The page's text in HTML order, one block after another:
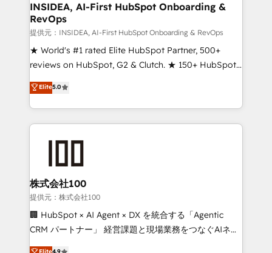
INSIDEA, AI-First HubSpot Onboarding &
RevOps
提供元：INSIDEA, AI-First HubSpot Onboarding & RevOps
★ World's #1 rated Elite HubSpot Partner, 500+
reviews on HubSpot, G2 & Clutch. ★ 150+ HubSpot
Certified Experts & Trainers across the team ★
1,500+ implementations across five continents ★ AI-
First, RevOps-led, Onboarding obsessed ★
Company of the Year 2024/25 INSIDEA helps
and build AI-powered workflows that drive adoption
from week one, in your time zone. What we do ➤
Onboarding: Live in weeks, with workflows built
around your business, not a template. ➤ Migration:
Move from any legacy CRM. Zero downtime, full data
Elite5.0
株式会社100
提供元：株式会社100
🏢 HubSpot × AI Agent × DX を統合する「Agentic
CRM パートナー」 経営課題と現場業務をつなぐAIネイ
ティブ・エージェンシーとして、HubSpot Eliteの実装